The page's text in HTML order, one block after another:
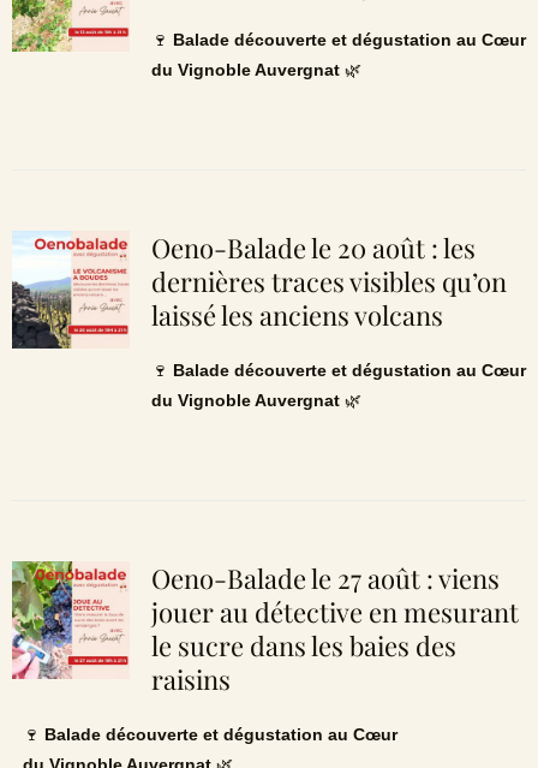
🍷 Balade découverte et dégustation au Cœur
du Vignoble Auvergnat🌿
Oeno-Balade le 20 août : les
dernières traces visibles qu’on
laissé les anciens volcans
🍷 Balade découverte et dégustation au Cœur
du Vignoble Auvergnat🌿
Oeno-Balade le 27 août : viens
jouer au détective en mesurant
le sucre dans les baies des
raisins
🍷 Balade découverte et dégustation au Cœur